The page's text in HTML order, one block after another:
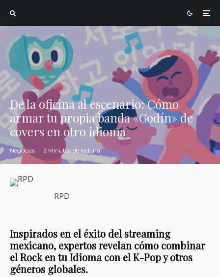
De la oficina al escenario: Cómo
armar tu propia banda «Godín» de
covers en otro idioma
Negocios · 2 Minutos de lectura
RPD
Inspirados en el éxito del streaming
mexicano, expertos revelan cómo combinar
el Rock en tu Idioma con el K-Pop y otros
géneros globales.